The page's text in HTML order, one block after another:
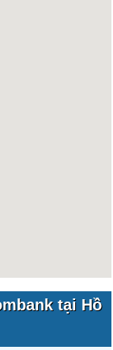
tại Hồ